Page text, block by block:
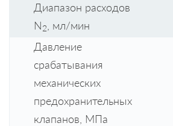
Диапазон расходов
N2 , мл/мин
Давление
срабатывания
механических
предохранительных
клапанов, МПа